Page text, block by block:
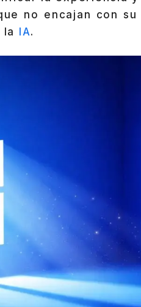
no encajan con
IA.